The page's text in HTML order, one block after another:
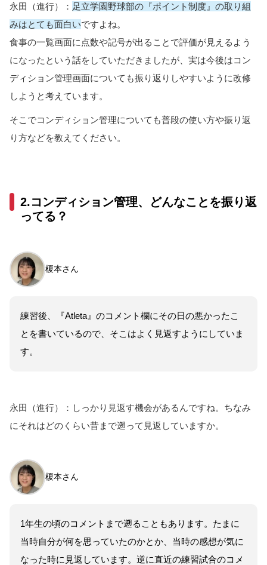
永田（進行）： 足立学園野球部の『ポイント制度』の取り組
みはとても面白いですよね。
食事の一覧画面に点数や記号が出ることで評価が見えるよう
になったという話をしていただきましたが、実は今後はコン
ディション管理画面についても振り返りしやすいように改修
しようと考えています。
そこでコンディション管理についても普段の使い方や振り返
り方などを教えてください。
2.コンディション管理、どんなことを振り返
ってる？
練習後、『Atleta』のコメント欄にその日の悪かったこ
とを書いているので、そこはよく見返すようにしていま
す。
榎本さん
永田（進行）：しっかり見返す機会があるんですね。ちなみ
にそれはどのくらい昔まで遡って見返していますか。
1年生の頃のコメントまで遡ることもあります。たまに
当時自分が何を思っていたのかとか、当時の感想が気に
なった時に見返しています。逆に直近の練習試合のコメ
榎本さん